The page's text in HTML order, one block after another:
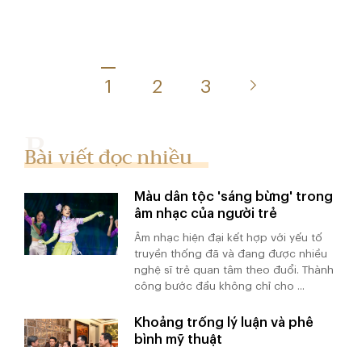
1 2 3
Bài viết đọc nhiều
Màu dân tộc 'sáng bừng' trong
âm nhạc của người trẻ
Âm nhạc hiện đại kết hợp với yếu tố
truyền thống đã và đang được nhiều
nghệ sĩ trẻ quan tâm theo đuổi. Thành
công bước đầu không chỉ cho ...
Khoảng trống lý luận và phê
bình mỹ thuật